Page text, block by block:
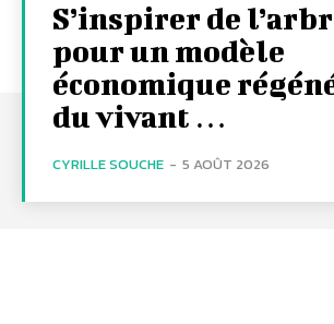
S’inspirer de
pour un modèle
économique
du vivant …
CYRILLE SOUCHE - 5 AOÛT 2026